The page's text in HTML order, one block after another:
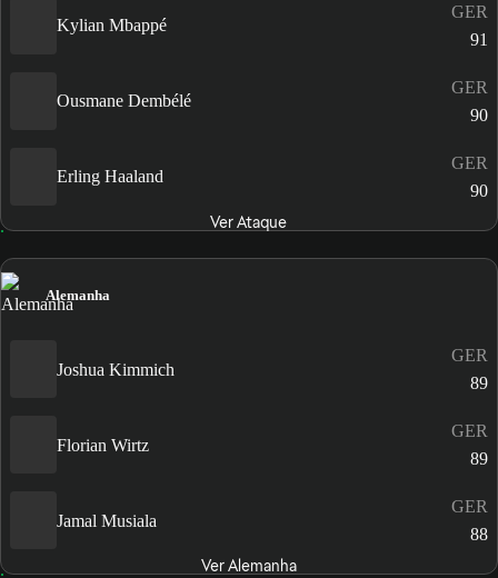
Kylian Mbappé
GER
91
Ousmane Dembélé
GER
90
Erling Haaland
GER
90
Ver Ataque
Alemanha
Joshua Kimmich
GER
89
Florian Wirtz
GER
89
Jamal Musiala
GER
88
Ver Alemanha